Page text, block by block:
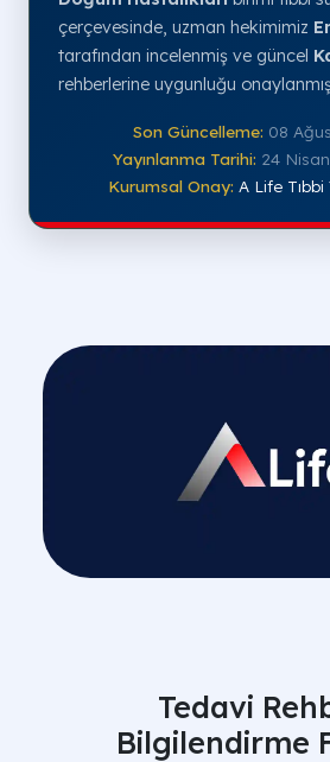
çerçevesinde, uzman hekimimiz
tarafından incelenmiş ve güncel
rehberlerine uygunluğu
Son Güncelleme: 08
Yayınlanma Tarihi: 24
Kurumsal Onay: A Life Tıbbi
Tedavi
Bilgilendirme